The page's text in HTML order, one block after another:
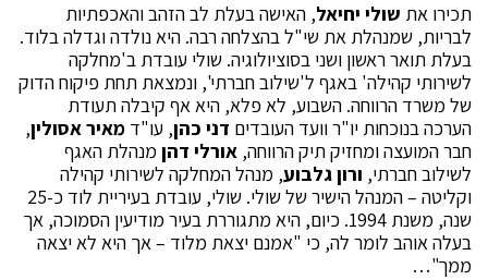
תכירו את שולי יחיאל, האישה בעלת לב הזהב והאכפתיות
לבריות, שמנהלת את שי"ל בהצלחה רבה. היא נולדה וגדלה בלוד.
בעלת תואר ראשון ושני בסוציולוגיה. שולי עובדת ב'מחלקה
לשירותי קהילה' באגף ל'שילוב חברתי', ונמצאת תחת פיקוח הדוק
של משרד הרווחה. השבוע, לא פלא, היא אף קיבלה תעודת
הערכה בנוכחות יו"ר וועד העובדים דני כהן, עו"ד מאיר אסולין,
חבר המועצה ומחזיק תיק הרווחה, אורלי דהן מנהלת האגף
לשילוב חברתי, ורון גלבוע, מנהל המחלקה לשירותי קהילה
וקליטה – המנהל הישיר של שולי. שולי, עובדת בעיריית לוד כ-25
שנה, משנת 1994. כיום, היא מתגוררת בעיר מודיעין הסמוכה, אך
בעלה אוהב לומר לה, כי "אמנם יצאת מלוד – אך היא לא יצאה
ממך"…